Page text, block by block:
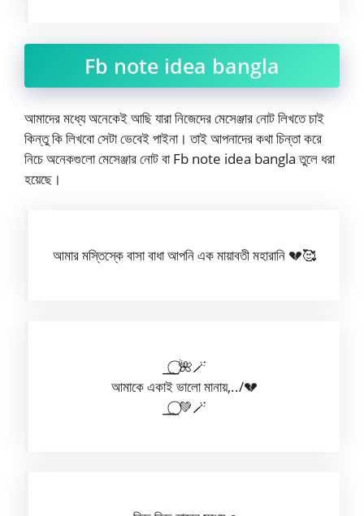
Fb note idea bangla
আমাদের মধ্যে অনেকেই আছি যারা নিজেদের মেসেঞ্জার নোট লিখতে চাই
কিন্তু কি লিখবো সেটা ভেবেই পাইনা। তাই আপনাদের কথা চিন্তা করে
নিচে অনেকগুলো মেসেঞ্জার নোট বা Fb note idea bangla তুলে ধরা
হয়েছে।
আমার মস্তিস্কে বাসা বাধা আপনি এক মায়াবতী মহারানি 💔🥰
⎯͢⎯⃝🌺🪄
আমাকে একাই ভালো মানায়,../💔
⎯͢⎯⃝💚🪄